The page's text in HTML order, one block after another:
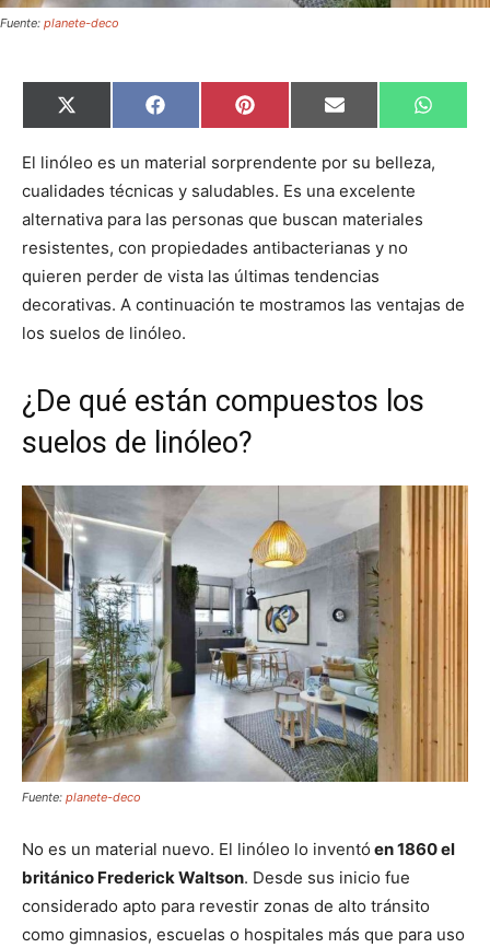
Fuente: planete-deco
C
o
p
r
t
i
r
e
n
X
(
w
t
t
e
r
)
C
o
p
r
i
r
e
n
F
a
e
o
o
k
C
o
p
r
i
r
e
n
P
i
t
r
e
s
t
C
o
p
r
i
r
e
n
E
m
i
C
o
p
a
W
h
t
s
El linóleo es un material sorprendente por su belleza,
cualidades técnicas y saludables. Es una excelente
alternativa para las personas que buscan materiales
resistentes, con propiedades antibacterianas y no
quieren perder de vista las últimas tendencias
decorativas. A continuación te mostramos las ventajas de
los suelos de linóleo.
¿De qué están compuestos los
suelos de linóleo?
Fuente: planete-deco
No es un material nuevo. El linóleo lo inventó en 1860 el
británico Frederick Waltson. Desde sus inicio fue
considerado apto para revestir zonas de alto tránsito
como gimnasios, escuelas o hospitales más que para uso